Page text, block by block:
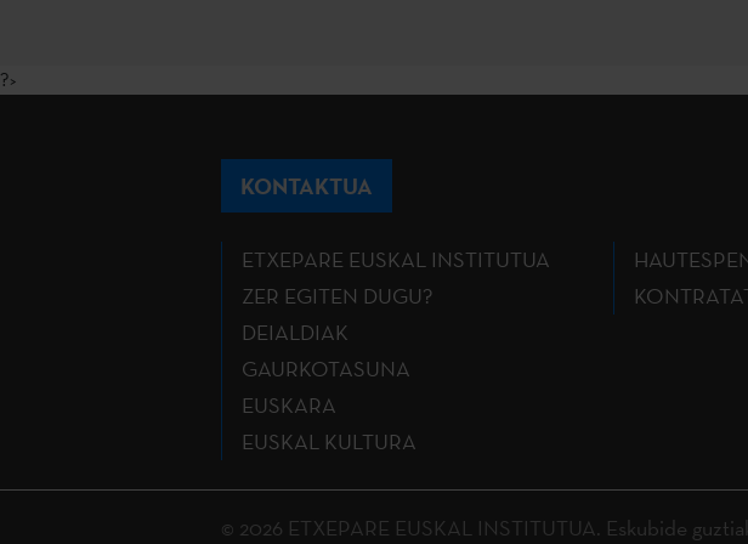
?>
KONTAKTUA
ETXEPARE EUSKAL INSTITUTUA
ZER EGITEN DUGU?
DEIALDIAK
GAURKOTASUNA
EUSKARA
EUSKAL KULTURA
© 2026 ETXEPARE EUSKAL INSTITUTUA. Eskubide